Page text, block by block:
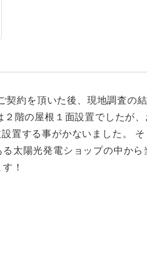
約を頂いた後、現地調査の
階の屋根１面設置でしたが
置する事がかないました。
太陽光発電ショップの中か
！